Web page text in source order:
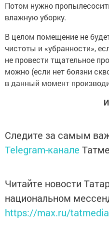
Потом нужно
влажную уборку.
В целом помещение не
чистоты и «убранности»,
не провести тщательное
можно (если нет боязни
в данный момент
Следите за самым
Telegram-канале
Читайте новости
национальном
https://max.ru/tatmedia